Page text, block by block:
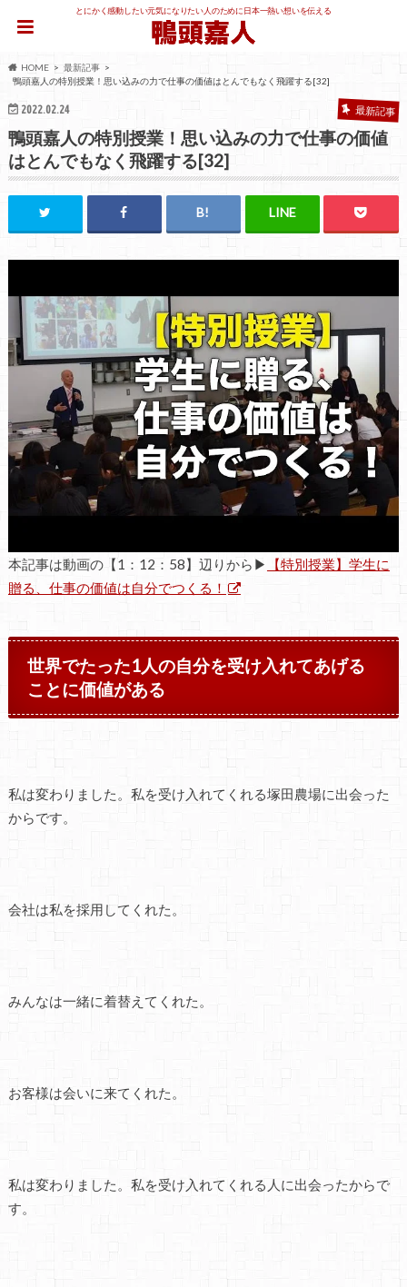
とにかく感動したい元気になりたい人のために日本一熱い想いを伝える
HOME
最新記事
鴨頭嘉人の特別授業！思い込みの力で仕事の価値はとんでもなく飛躍する[32]
2022.02.24 最新記事
鴨頭嘉人の特別授業！思い込みの力で仕事の価値
はとんでもなく飛躍する[32]
本記事は動画の【1：12：58】辺りから▶
【特別授業】学生に
贈る、仕事の価値は自分でつくる！
世界でたった1人の自分を受け入れてあげる
ことに価値がある
私は変わりました。私を受け入れてくれる塚田農場に出会った
からです。
会社は私を採用してくれた。
みんなは一緒に着替えてくれた。
お客様は会いに来てくれた。
私は変わりました。私を受け入れてくれる人に出会ったからで
す。